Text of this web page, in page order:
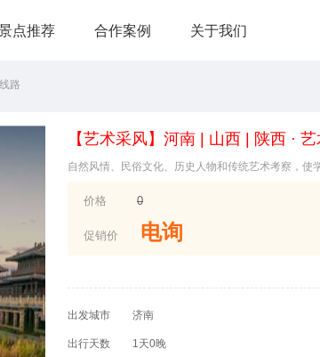
点推荐 合作案例 关于我们
路
【艺术采风】河南 | 山西 | 陕西 ·
自然风情、民俗文化、历史人物和传统艺术考察，
价格 0
促销价 电询
出发城市 济南
出行天数 1天0晚